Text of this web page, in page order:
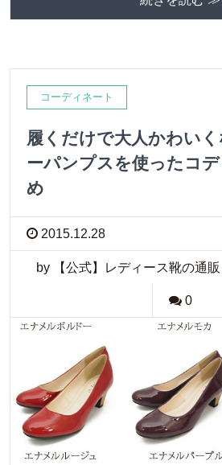
コーディネート
履くだけで大人かわい
ーパンプスを使ったコ
め
2015.12.28
by 【公式】レディース靴の通
0